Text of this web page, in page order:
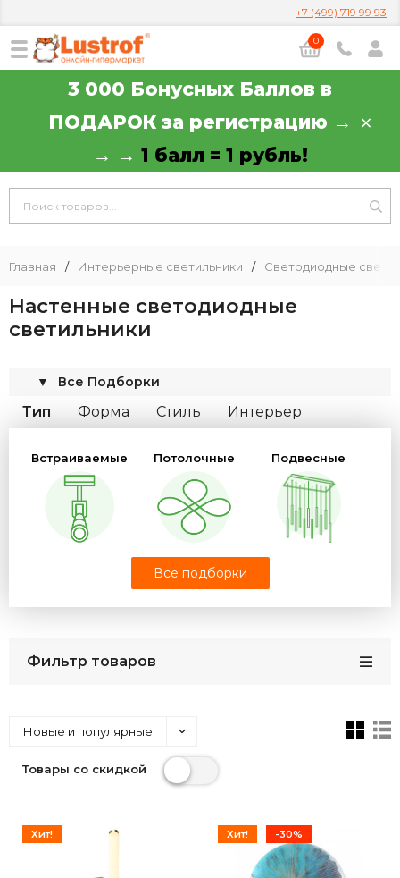
+7 (499) 719 99 93
0
3 000 Бонусных Баллов в
ПОДАРОК за регистрацию →
→ → 1 балл = 1 рубль!
Главная / Интерьерные светильники / Светодиодные
Настенные светодиодные
светильники
Все Подборки
▼
Тип Форма Стиль
Интерьер
Цвет свечения
Материал Бренд
Все подборки
Встраиваемые Потолочные Подвесные
Панели
Фильтр товаров
Новые и популярные
Товары со скидкой
Хит! Хит! -30%